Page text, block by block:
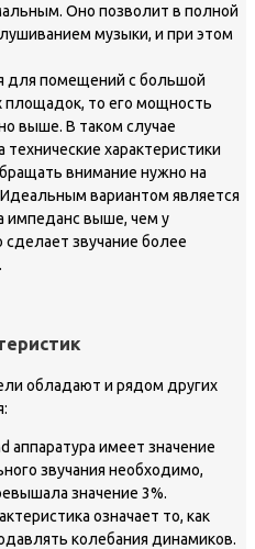
Оно позволит в полной
музыки, и при этом
для помещений с большой
то его мощность
выше. В таком случае
характеристики
внимание нужно на
вариантом является
импеданс выше, чем у
звучание более
обладают и рядом других
аппаратура имеет значение
звучания необходимо,
значение 3%.
означает то, как
колебания динамиков.